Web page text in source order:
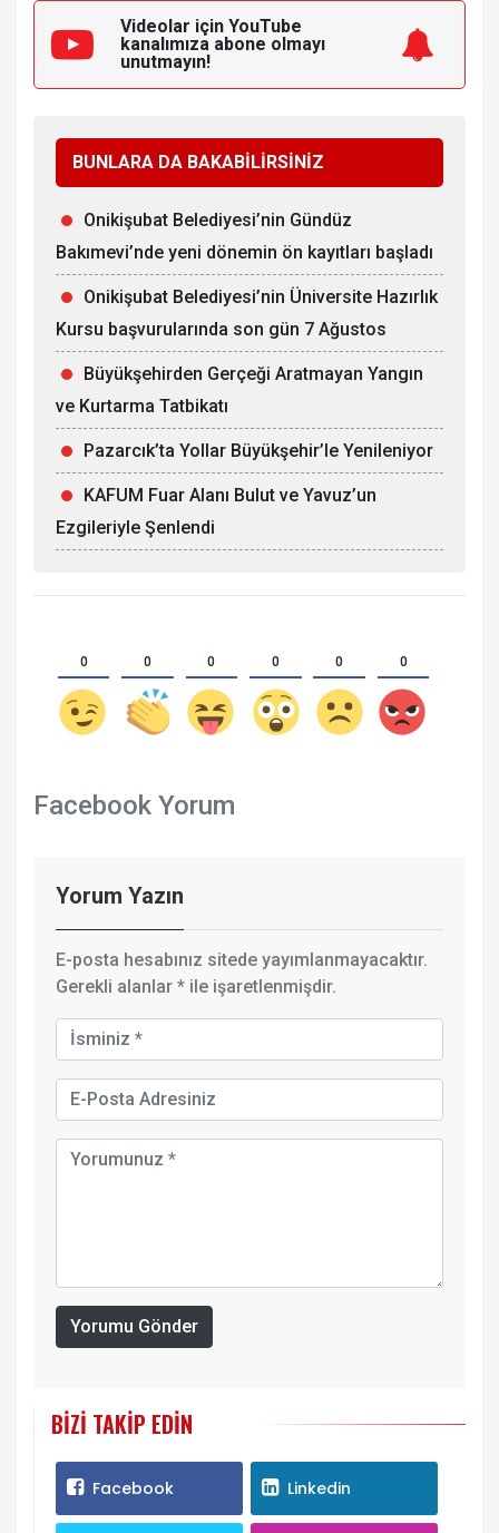
Videolar için YouTube
kanalımıza abone olmayı
unutmayın!
BUNLARA DA BAKABİLİRSİNİZ
Onikişubat Belediyesi’nin Gündüz
Bakımevi’nde yeni dönemin ön kayıtları başladı
Onikişubat Belediyesi’nin Üniversite Hazırlık
Kursu başvurularında son gün 7 Ağustos
Büyükşehirden Gerçeği Aratmayan Yangın
ve Kurtarma Tatbikatı
Pazarcık’ta Yollar Büyükşehir’le Yenileniyor
KAFUM Fuar Alanı Bulut ve Yavuz’un
Ezgileriyle Şenlendi
0 0 0 0 0 0
Facebook Yorum
Yorum Yazın
E-posta hesabınız sitede yayımlanmayacaktır.
Gerekli alanlar * ile işaretlenmişdir.
Yorumu Gönder
BIZI TAKIP EDIN
Facebook Linkedin